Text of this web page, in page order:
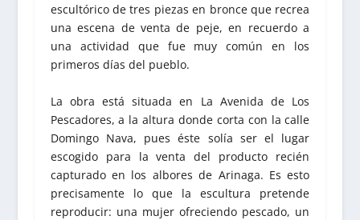
escultórico de tres piezas en bronce que recrea
una escena de venta de peje, en recuerdo a
una actividad que fue muy común en los
primeros días del pueblo.
La obra está situada en La Avenida de Los
Pescadores, a la altura donde corta con la calle
Domingo Nava, pues éste solía ser el lugar
escogido para la venta del producto recién
capturado en los albores de Arinaga. Es esto
precisamente lo que la escultura pretende
reproducir: una mujer ofreciendo pescado, un